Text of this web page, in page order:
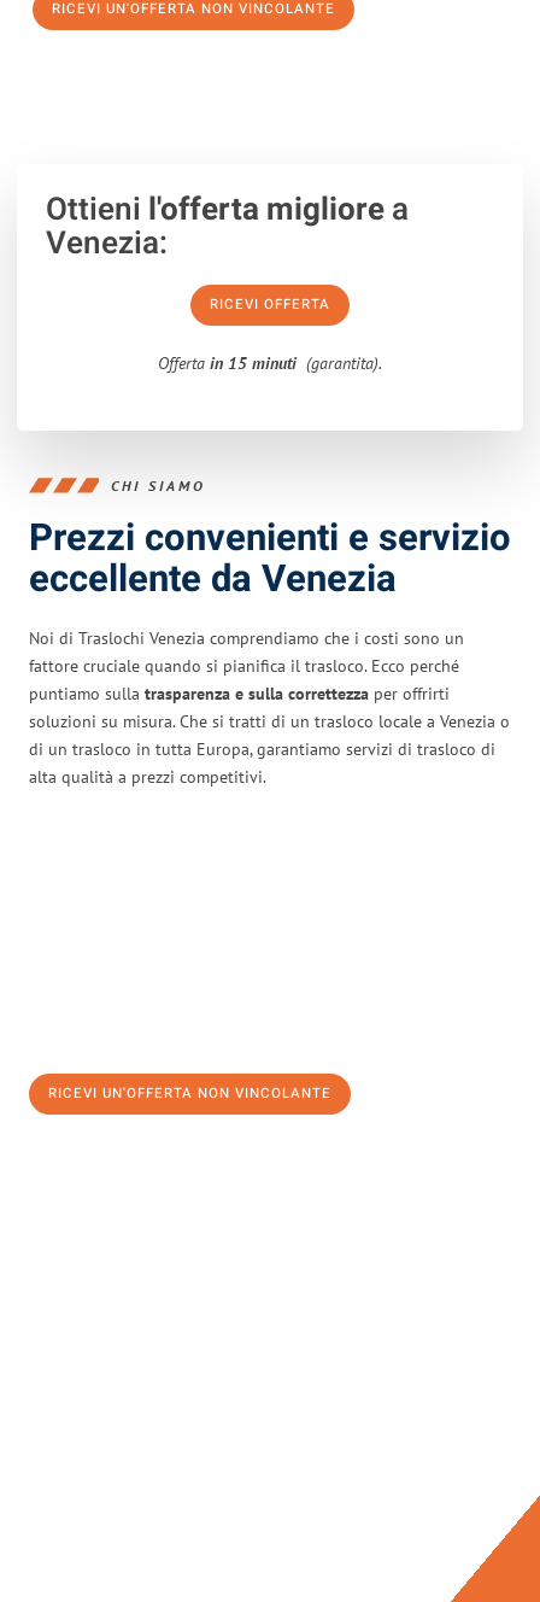
RICEVI UN'OFFERTA NON VINCOLANTE
Ottieni l'offerta migliorea
Venezia:
RICEVI OFFERTA
Offerta in 15 minuti (garantita).
CHI SIAMO
Prezzi convenienti e servizio
eccellente da Venezia
Noi di Traslochi Venezia comprendiamo che i costi sono un
fattore cruciale quando si pianifica il trasloco. Ecco perché
puntiamo sulla trasparenza e sulla correttezza per offrirti
soluzioni su misura. Che si tratti di un trasloco locale a Venezia o
di un trasloco in tutta Europa, garantiamo servizi di trasloco di
alta qualità a prezzi competitivi.
RICEVI UN'OFFERTA NON VINCOLANTE